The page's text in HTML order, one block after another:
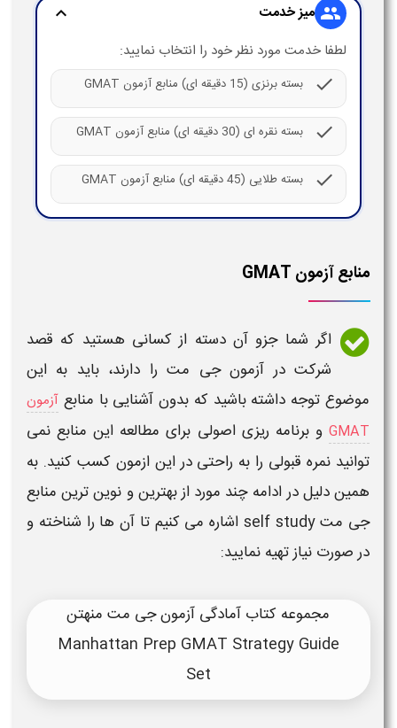
group میز خدمت expand_more
لطفا خدمت مورد نظر خود را انتخاب نمایید:
check بسته برنزی (15 دقیقه ای) منابع آزمون GMAT
check بسته نقره ای (30 دقیقه ای) منابع آزمون GMAT
check بسته طلایی (45 دقیقه ای) منابع آزمون GMAT
منابع آزمون GMAT
اگر شما جزو آن دسته از کسانی هستید که قصد
شرکت در آزمون جی مت را دارند، باید به این
موضوع توجه داشته باشید که بدون آشنایی با منابع آزمون
GMAT و برنامه ریزی اصولی برای مطالعه این منابع نمی
توانید نمره قبولی را به راحتی در اینازمون کسب کنید. به
همین دلیل در ادامه چند مورد از بهترین و نوین ترین منابع
جی متself study اشاره می کنیم تا آن ها را شناخته و
در صورت نیاز تهیه نمایید:
مجموعه کتاب آمادگی آزمون جی مت منهتن
Manhattan Prep GMAT Strategy Guide
Set